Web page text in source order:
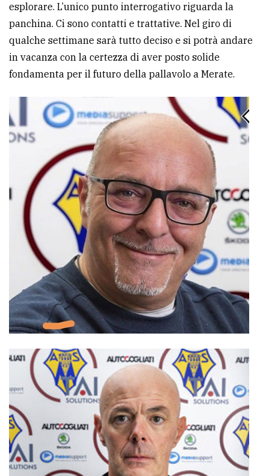
esplorare. L’unico punto interrogativo riguarda la
panchina. Ci sono contatti e trattative. Nel giro di
qualche settimane sarà tutto deciso e si potrà andare
in vacanza con la certezza di aver posto solide
fondamenta per il futuro della pallavolo a Merate.